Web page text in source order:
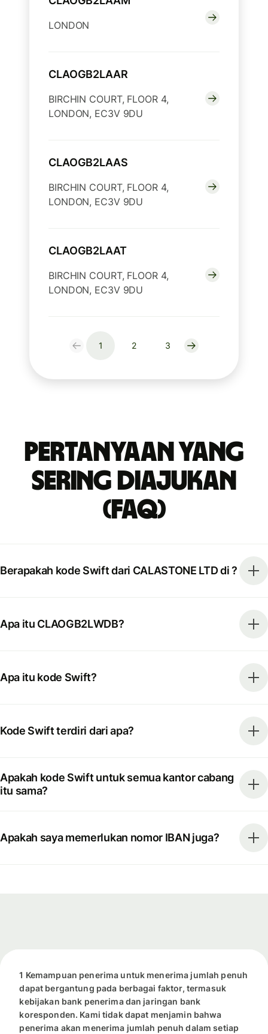
LONDON
CLAOGB2LAAR
BIRCHIN COURT, FLOOR 4,
LONDON, EC3V 9DU
CLAOGB2LAAS
BIRCHIN COURT, FLOOR 4,
LONDON, EC3V 9DU
CLAOGB2LAAT
BIRCHIN COURT, FLOOR 4,
LONDON, EC3V 9DU
1 2 3
Pertanyaan yang
Sering Diajukan
(FAQ)
Berapakah kode Swift dari CALASTONE LTD di ?
Apa itu CLAOGB2LWDB?
Apa itu kode Swift?
Kode Swift terdiri dari apa?
Apakah kode Swift untuk semua kantor cabang
itu sama?
Apakah saya memerlukan nomor IBAN juga?
1 Kemampuan penerima untuk menerima jumlah penuh
dapat bergantung pada berbagai faktor, termasuk
kebijakan bank penerima dan jaringan bank
koresponden. Kami tidak dapat menjamin bahwa
penerima akan menerima jumlah penuh dalam setiap